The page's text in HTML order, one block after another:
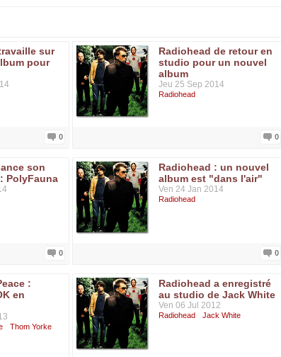
sur
pour
0
Radiohead de retour en
studio pour un nouvel
album
Jeu 25 Sep 2014
Radiohead
0
son
PolyFauna
0
Radiohead : un nouvel
album est "dans l'air"
Ven 24 Jan 2014
Radiohead
0
:
en
Thom Yorke
Radiohead a enregistré
au studio de Jack White
Ven 06 Jul 2012
Radiohead Jack White